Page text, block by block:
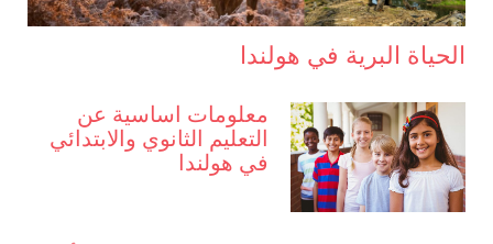
الحياة البرية في هولندا
معلومات اساسية عن
التعليم الثانوي والابتدائي
في هولندا